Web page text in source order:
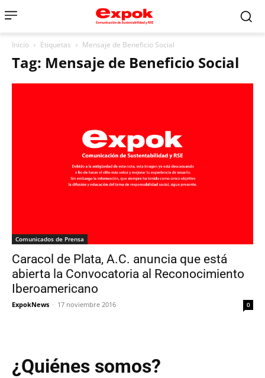
Inicio Etiquetas Mensaje de Beneficio Social
Tag: Mensaje de Beneficio Social
Comunicados de Prensa
Caracol de Plata, A.C. anuncia que está
abierta la Convocatoria al Reconocimiento
Iberoamericano
ExpokNews - 17 noviembre 2016 0
¿Quiénes somos?